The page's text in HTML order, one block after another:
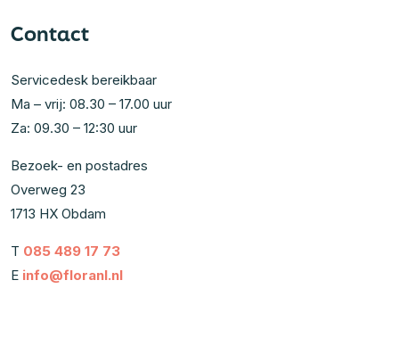
Contact
Servicedesk bereikbaar
Ma – vrij: 08.30 – 17.00 uur
Za: 09.30 – 12:30 uur
Bezoek- en postadres
Overweg 23
1713 HX Obdam
T 085 489 17 73
E info@floranl.nl